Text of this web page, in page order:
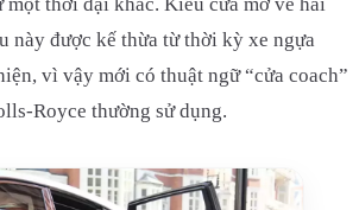
một thời đại khác. Kiểu cửa mở về hai
này được kế thừa từ thời kỳ xe ngựa
vì vậy mới có thuật ngữ “cửa coach”
Royce thường sử dụng.